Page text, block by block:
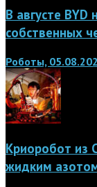
В августе BYD
собственных
Роботы,
Криоробот из
жидким